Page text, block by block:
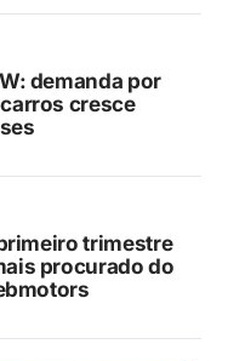
demanda por
cresce
trimestre
procurado do